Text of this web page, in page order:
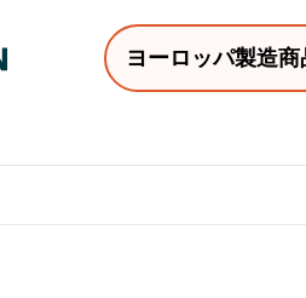
ヨーロッパ製造商